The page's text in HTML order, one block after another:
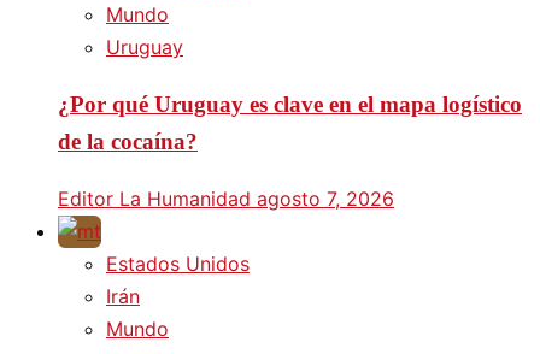
Mundo
Uruguay
¿Por qué Uruguay es clave en el mapa logístico
de la cocaína?
Editor La Humanidad agosto 7, 2026
Estados Unidos
Irán
Mundo